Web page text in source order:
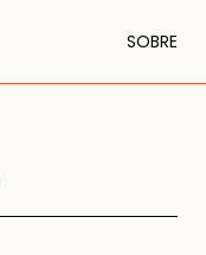
SOBRE